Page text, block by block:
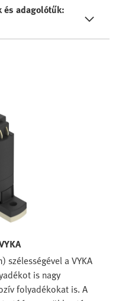
és adagolótűk:
szélességével a VYKA
is nagy
folyadékokat is. A